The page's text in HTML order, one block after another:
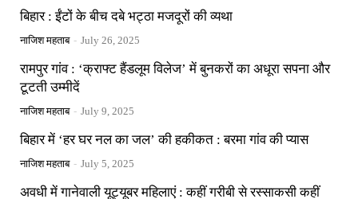
बिहार : ईंटों के बीच दबे भट्ठा मजदूरों की व्यथा
नाजिश महताब - July 26, 2025
रामपुर गांव : ‘क्राफ्ट हैंडलूम विलेज’ में बुनकरों का अधूरा सपना और
टूटती उम्मीदें
नाजिश महताब - July 9, 2025
बिहार में ‘हर घर नल का जल’ की हकीकत : बरमा गांव की प्यास
नाजिश महताब - July 5, 2025
अवधी में गानेवाली यूट्यूबर महिलाएं : कहीं गरीबी से रस्साकसी कहीं